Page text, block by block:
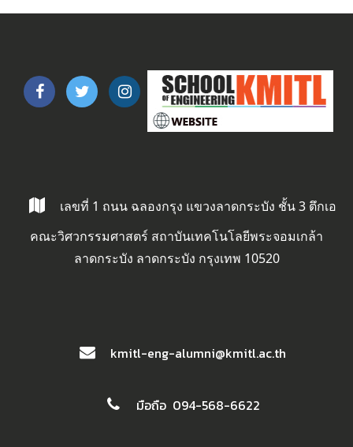
เลขที่ 1 ถนน ฉลองกรุง แขวงลาดกระบัง ชั้น 3 ตึกเอ
คณะวิศวกรรมศาสตร์ สถาบันเทคโนโลยีพระจอมเกล้า
ลาดกระบัง ลาดกระบัง กรุงเทพ 10520
kmitl-eng-alumni@kmitl.ac.th
มือถือ 094-568-6622